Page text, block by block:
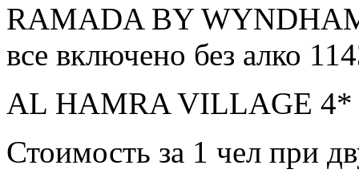
RAMADA BY
все включено без алко
AL HAMRA VILLAGE 4*
Стоимость за 1 чел при